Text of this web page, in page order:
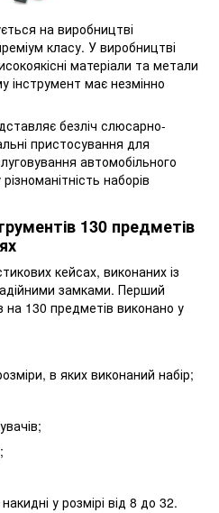
на виробництві
класу. У виробництві
матеріали та метали
інструмент має незмінно
безліч слюсарно-
пристосування для
автомобільного
наборів
130 предметів
кейсах, виконаних із
замками. Перший
на 130 предметів виконано у
в яких виконаний набір;
у розмірі від 8 до 32.